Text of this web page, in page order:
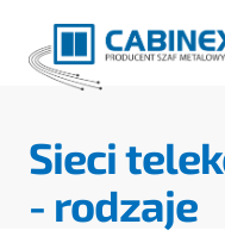
Sieci
- rodzaje